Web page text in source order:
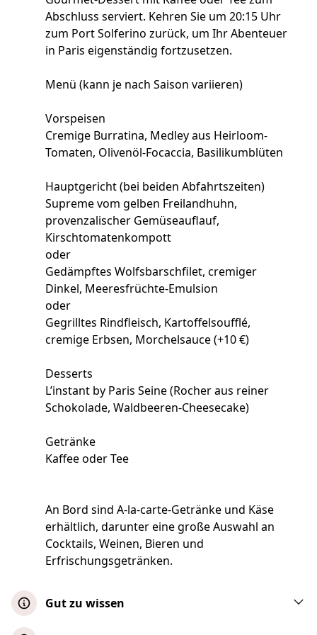
Abschluss serviert. Kehren Sie um 20:15 Uhr
zum Port Solferino zurück, um Ihr Abenteuer
in Paris eigenständig fortzusetzen.
Menü (kann je nach Saison variieren)
Vorspeisen
Cremige Burratina, Medley aus Heirloom-
Tomaten, Olivenöl-Focaccia, Basilikumblüten
Hauptgericht (bei beiden Abfahrtszeiten)
Supreme vom gelben Freilandhuhn,
provenzalischer Gemüseauflauf,
Kirschtomatenkompott
oder
Gedämpftes Wolfsbarschfilet, cremiger
Dinkel, Meeresfrüchte-Emulsion
oder
Gegrilltes Rindfleisch, Kartoffelsoufflé,
cremige Erbsen, Morchelsauce (+10 €)
Desserts
L’instant by Paris Seine (Rocher aus reiner
Schokolade, Waldbeeren-Cheesecake)
Getränke
Kaffee oder Tee
An Bord sind A-la-carte-Getränke und Käse
erhältlich, darunter eine große Auswahl an
Cocktails, Weinen, Bieren und
Erfrischungsgetränken.
Gut zu wissen